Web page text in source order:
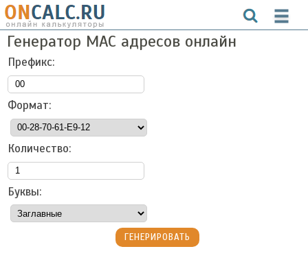
Генератор MAC адресов онлайн
Префикс:
Формат:
Количество:
Буквы: